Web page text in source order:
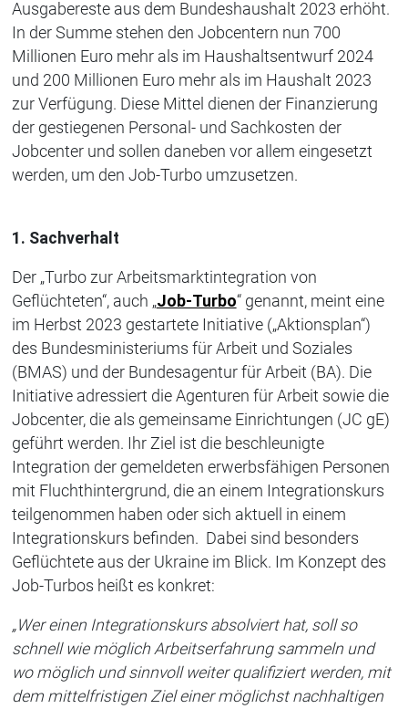
Ausgabereste aus dem Bundeshaushalt 2023 erhöht.
In der Summe stehen den Jobcentern nun 700
Millionen Euro mehr als im Haushaltsentwurf 2024
und 200 Millionen Euro mehr als im Haushalt 2023
zur Verfügung. Diese Mittel dienen der Finanzierung
der gestiegenen Personal- und Sachkosten der
Jobcenter und sollen daneben vor allem eingesetzt
werden, um den Job-Turbo umzusetzen.
1. Sachverhalt
Der „Turbo zur Arbeitsmarktintegration von
Geflüchteten“, auch „Job-Turbo“ genannt, meint eine
im Herbst 2023 gestartete Initiative („Aktionsplan“)
des Bundesministeriums für Arbeit und Soziales
(BMAS) und der Bundesagentur für Arbeit (BA). Die
Initiative adressiert die Agenturen für Arbeit sowie die
Jobcenter, die als gemeinsame Einrichtungen (JC gE)
geführt werden. Ihr Ziel ist die beschleunigte
Integration der gemeldeten erwerbsfähigen Personen
mit Fluchthintergrund, die an einem Integrationskurs
teilgenommen haben oder sich aktuell in einem
Integrationskurs befinden. Dabei sind besonders
Geflüchtete aus der Ukraine im Blick. Im Konzept des
Job-Turbos heißt es konkret:
„Wer einen Integrationskurs absolviert hat, soll so
schnell wie möglich Arbeitserfahrung sammeln und
wo möglich und sinnvoll weiter qualifiziert werden, mit
dem mittelfristigen Ziel einer möglichst nachhaltigen